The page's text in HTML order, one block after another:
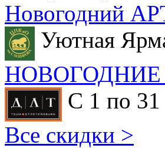
Новогодний
Уютная
С 1 по 31
Все скидки >